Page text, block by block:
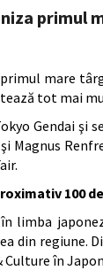
primul
mare
tot mai
Gendai şi
Magnus
100
în limba
din regiune.
în